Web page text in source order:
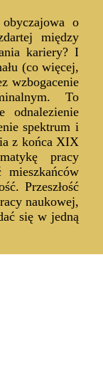
o
między
kariery? I
(co więcej,
wzbogacenie
To
odnalezienie
spektrum i
z końca XIX
pracy
mieszkańców
Przeszłość
naukowej,
się w jedną